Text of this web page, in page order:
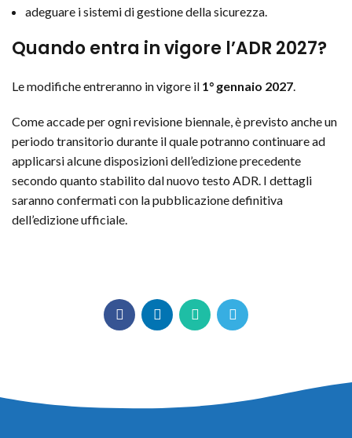
adeguare i sistemi di gestione della sicurezza.
Quando entra in vigore l’ADR 2027?
Le modifiche entreranno in vigore il 1° gennaio 2027
Come accade per ogni revisione biennale, è previsto anche un
periodo transitorio durante il quale potranno continuare ad
applicarsi alcune disposizioni dell’edizione precedente
secondo quanto stabilito dal nuovo testo ADR. I dettagli
saranno confermati con la pubblicazione definitiva
dell’edizione ufficiale.